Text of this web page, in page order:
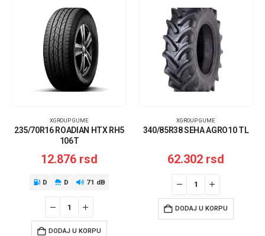
XGROUP GUME
235/70R16 ROADIAN HTX RH5
106T
12.876 rsd
D D 71 dB
DODAJ U KORPU
XGROUP GUME
340/85R38 SEHA AGRO10 TL
62.302 rsd
DODAJ U KORPU